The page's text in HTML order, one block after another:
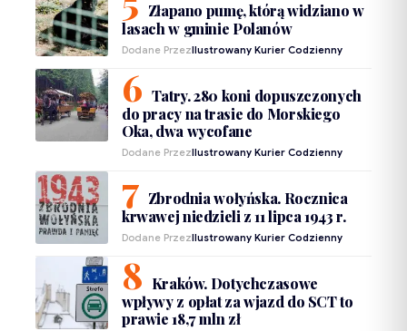
Złapano pumę, którą widziano w
lasach w gminie Polanów
Dodane PrzezIlustrowany Kurier Codzienny
Tatry. 280 koni dopuszczonych
do pracy na trasie do Morskiego
Oka, dwa wycofane
Dodane PrzezIlustrowany Kurier Codzienny
Zbrodnia wołyńska. Rocznica
krwawej niedzieli z 11 lipca 1943 r.
Dodane PrzezIlustrowany Kurier Codzienny
Kraków. Dotychczasowe
wpływy z opłat za wjazd do SCT to
prawie 18,7 mln zł